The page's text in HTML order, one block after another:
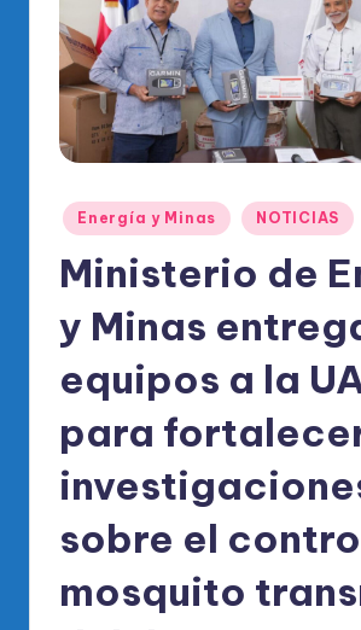
di
O
al
d
M
Publicado
en
Energía y Minas NOTICIAS
Ministerio de
y Minas
equipos a la
para
sobre el
mosquito